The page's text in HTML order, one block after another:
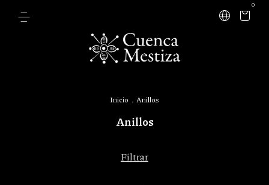
0
Inicio . Anillos
Anillos
Filtrar